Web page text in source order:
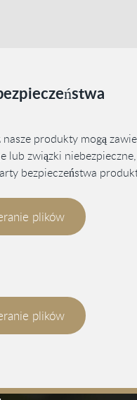
nasze produkty mogą
lub związki niebezpieczne,
bezpieczeństwa
plików
plików